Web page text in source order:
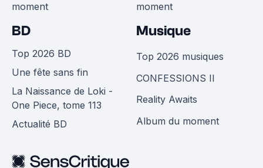
moment
moment
BD
Top 2026 BD
Une fête sans fin
La Naissance de Loki -
One Piece, tome 113
Actualité BD
Musique
Top 2026 musiques
CONFESSIONS II
Reality Awaits
Album du moment